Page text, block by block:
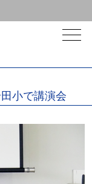
小で講演会